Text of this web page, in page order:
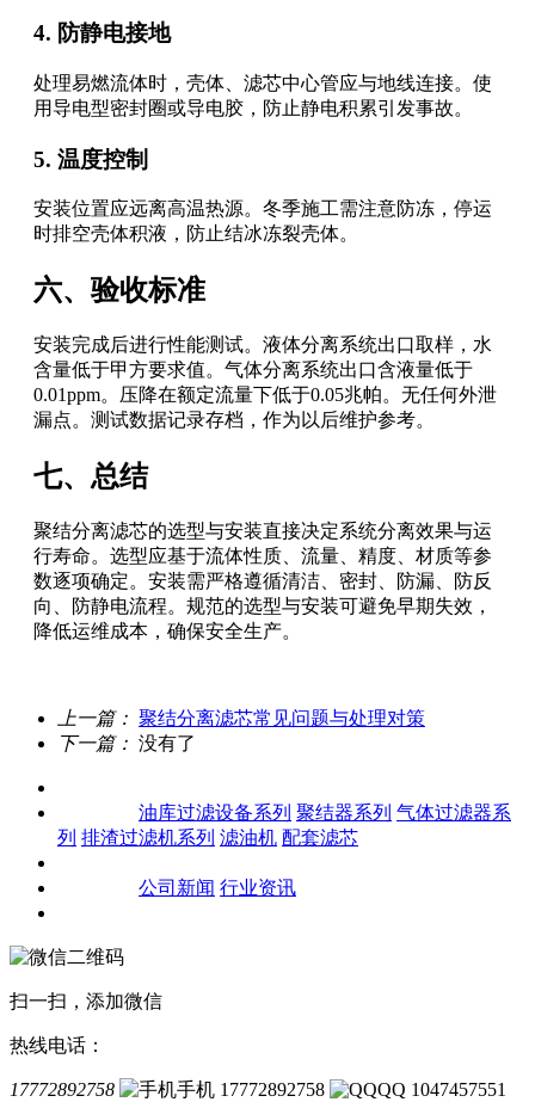
4. 防静电接地
处理易燃流体时，壳体、滤芯中心管应与地线连接。使
用导电型密封圈或导电胶，防止静电积累引发事故。
5. 温度控制
安装位置应远离高温热源。冬季施工需注意防冻，停运
时排空壳体积液，防止结冰冻裂壳体。
六、验收标准
安装完成后进行性能测试。液体分离系统出口取样，水
含量低于甲方要求值。气体分离系统出口含液量低于
0.01ppm。压降在额定流量下低于0.05兆帕。无任何外泄
漏点。测试数据记录存档，作为以后维护参考。
七、总结
聚结分离滤芯的选型与安装直接决定系统分离效果与运
行寿命。选型应基于流体性质、流量、精度、材质等参
数逐项确定。安装需严格遵循清洁、密封、防漏、防反
向、防静电流程。规范的选型与安装可避免早期失效，
降低运维成本，确保安全生产。
上一篇： 聚结分离滤芯常见问题与处理对策
下一篇： 没有了
油库过滤设备系列 聚结器系列 气体过滤器系
列 排渣过滤机系列 滤油机 配套滤芯
公司新闻 行业资讯
扫一扫，添加微信
热线电话：
17772892758 手机 17772892758 QQ 1047457551